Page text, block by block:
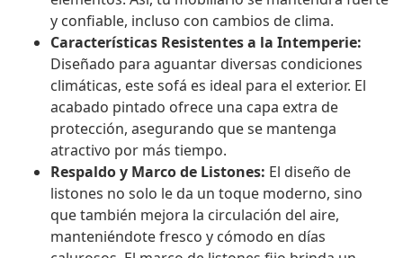
y confiable, incluso con cambios de clima.
Características Resistentes a la Intemperie:
Diseñado para aguantar diversas condiciones
climáticas, este sofá es ideal para el exterior. El
acabado pintado ofrece una capa extra de
protección, asegurando que se mantenga
atractivo por más tiempo.
Respaldo y Marco de Listones: El diseño de
listones no solo le da un toque moderno, sino
que también mejora la circulación del aire,
manteniéndote fresco y cómodo en días